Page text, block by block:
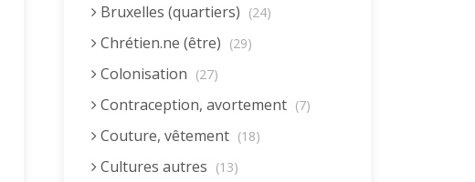
Bruxelles (quartiers) (24)
Chrétien.ne (être) (29)
Colonisation (27)
Contraception, avortement (7)
Couture, vêtement (18)
Cultures autres (13)